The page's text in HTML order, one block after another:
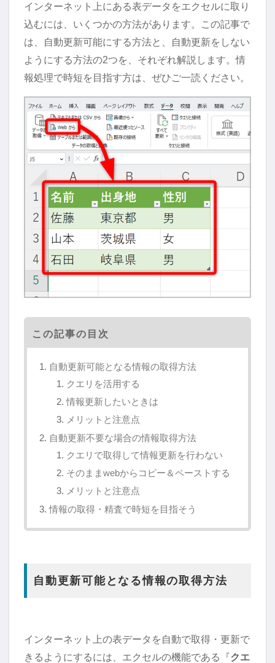
インターネット上にある表データをエクセルに取り
込むには、いくつかの方法があります。この記事で
は、自動更新可能にする方法と、自動更新をしない
ようにする方法の2つを、それぞれ解説します。情
報処理で時短を目指す方は、ぜひご一読ください。
この記事の目次
自動更新可能となる情報の取得方法
クエリを活用する
情報更新したいときは
メリットと注意点
自動更新不要な場合の情報取得方法
クエリで取得して情報更新を行わない
そのままwebからコピー＆ペーストする
メリットと注意点
情報の取得・精査で時短を目指そう
自動更新可能となる情報の取得方法
インターネット上の表データを自動で取得・更新で
きるようにするには、エクセルの機能である『クエ